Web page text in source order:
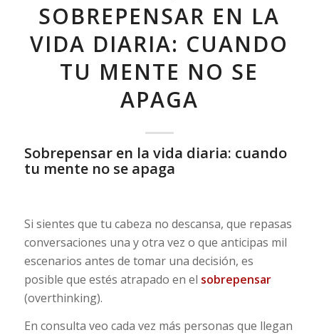
SOBREPENSAR EN LA
VIDA DIARIA: CUANDO
TU MENTE NO SE
APAGA
Sobrepensar en la vida diaria: cuando
tu mente no se apaga
Si sientes que tu cabeza no descansa, que repasas
conversaciones una y otra vez o que anticipas mil
escenarios antes de tomar una decisión, es
posible que estés atrapado en el sobrepensar
(overthinking).
En consulta veo cada vez más personas que llegan